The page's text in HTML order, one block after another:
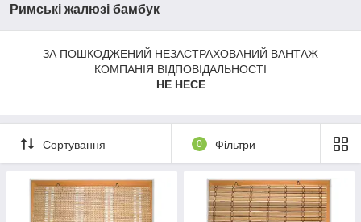
Римські жалюзі бамбук
ЗА ПОШКОДЖЕНИЙ НЕЗАСТРАХОВАНИЙ ВАНТАЖ
КОМПАНІЯ ВІДПОВІДАЛЬНОСТІ
НЕ НЕСЕ
Сортування 0 Фільтри